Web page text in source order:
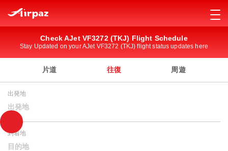
Check AJet VF3272 (TKJ) Flight Schedule
Stay Updated on your AJet VF3272 (TKJ) flight status updates here
片道 往復 周遊
出発地
出発地
到着地
目的地